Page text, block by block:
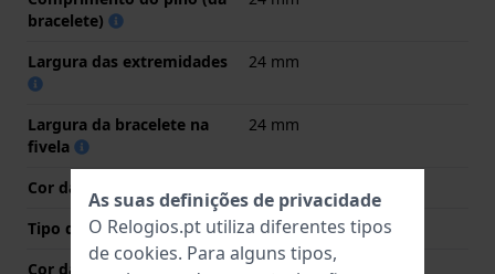
bracelete)
Largura das extremidades 24 mm
Largura da bracelete na
fivela
24 mm
Cor da bracelete
Tipo de Fecho
Fecho
Cor da fivela
Prata
As suas definições de privacidade
O Relogios.pt utiliza diferentes tipos
de cookies. Para alguns tipos,